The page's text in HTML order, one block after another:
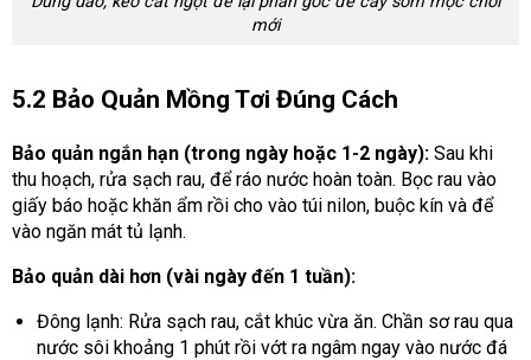
mới
5.2 Bảo Quản Mồng Tơi Đúng Cách
Bảo quản ngắn hạn (trong ngày hoặc 1-2 ngày): Sau khi
thu hoạch, rửa sạch rau, để ráo nước hoàn toàn. Bọc rau vào
giấy báo hoặc khăn ẩm rồi cho vào túi nilon, buộc kín và để
vào ngăn mát tủ lạnh.
Bảo quản dài hơn (vài ngày đến 1 tuần):
Đông lạnh: Rửa sạch rau, cắt khúc vừa ăn. Chần sơ rau qua
nước sôi khoảng 1 phút rồi vớt ra ngâm ngay vào nước đá